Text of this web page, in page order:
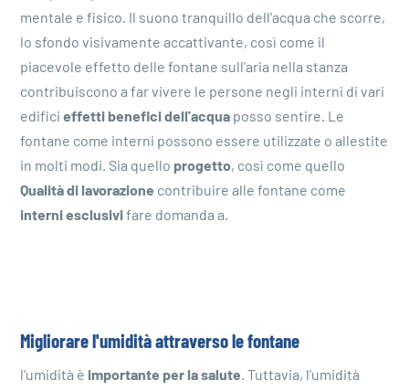
mentale e fisico. Il suono tranquillo dell'acqua che scorre,
lo sfondo visivamente accattivante, così come il
piacevole effetto delle fontane sull'aria nella stanza
contribuiscono a far vivere le persone negli interni di vari
edificieffetti benefici dell'acqua posso sentire. Le
fontane come interni possono essere utilizzate o allestite
in molti modi. Sia quello progetto, così come quello
Qualità di lavorazione contribuire alle fontane come
interni esclusivifare domanda a.
Migliorare l'umidità attraverso le fontane
l'umidità èimportante per la salute. Tuttavia, l’umidità